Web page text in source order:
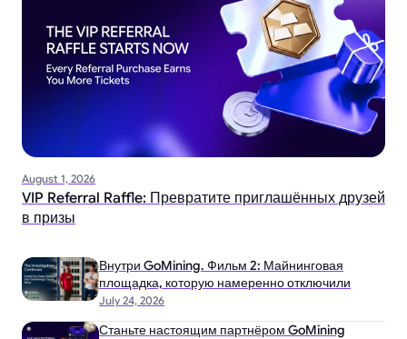
August 1, 2026
VIP Referral Raffle: Превратите приглашённых друзей
в призы
July 24, 2026
Внутри GoMining. Фильм 2: Майнинговая
площадка, которую намеренно отключили
Станьте настоящим партнёром GoMining